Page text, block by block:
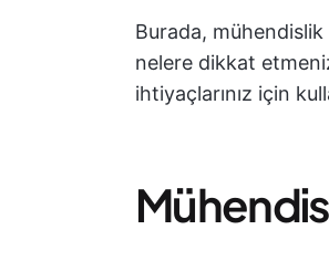
Burada,
nelere dikkat
ihtiyaçlarınız için